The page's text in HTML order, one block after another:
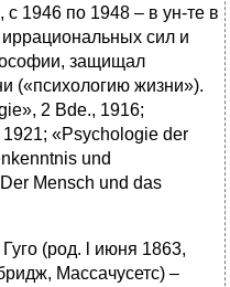
1946 по 1948 – в ун-те в
сил и
защищал
(«психологию жизни»).
2 Bde., 1916;
«Psychologie der
und
Mensch und das
(род. l июня 1863,
Массачусетс) –